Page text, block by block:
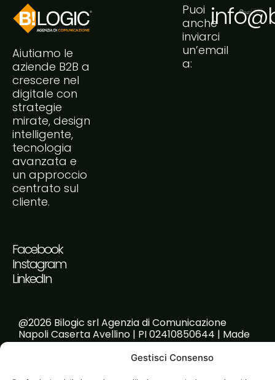
Gestisci Consenso
Aiutiamo le
aziende B2B a
crescere nel
digitale con
strategie
mirate, design
intelligente,
tecnologia
avanzata e
un approccio
centrato sul
cliente.
Puoi
anche
inviarci
un’email
a:
Facebook
Instagram
LinkedIn
@2026 Bilogic srl Agenzia di Comunicazione
Napoli Caserta Avellino | PI 02410850644 | Made
with passion!